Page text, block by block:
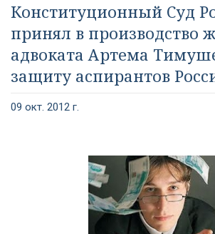
Конституционный Суд
принял в производство
адвоката Артема
защиту аспирантов
09 окт. 2012 г.